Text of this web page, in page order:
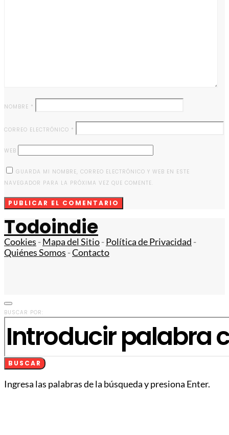
NOMBRE *
CORREO ELECTRÓNICO *
WEB
GUARDA MI NOMBRE, CORREO ELECTRÓNICO Y WEB EN ESTE
NAVEGADOR PARA LA PRÓXIMA VEZ QUE COMENTE.
Todoindie
Cookies -Mapa del Sitio-Política de Privacidad -
Quiénes Somos -Contacto
BUSCAR POR:
BUSCAR
Ingresa las palabras de la búsqueda y presiona Enter.